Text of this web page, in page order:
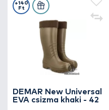
DEMAR New Universal
EVA csizma khaki - 42
+140
Ft